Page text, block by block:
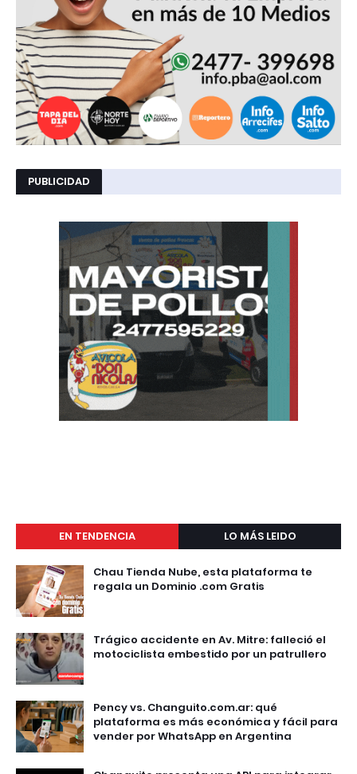
PUBLICIDAD
EN TENDENCIA LO MÁS LEIDO
Chau Tienda Nube, esta plataforma te
regala un Dominio .com Gratis
Trágico accidente en Av. Mitre: falleció el
motociclista embestido por un patrullero
Pency vs. Changuito.com.ar: qué
plataforma es más económica y fácil para
vender por WhatsApp en Argentina